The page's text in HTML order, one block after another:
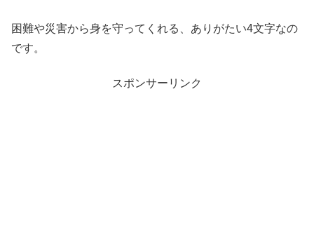
困難や災害から身を守ってくれる、ありがたい4文字なの
です。
スポンサーリンク